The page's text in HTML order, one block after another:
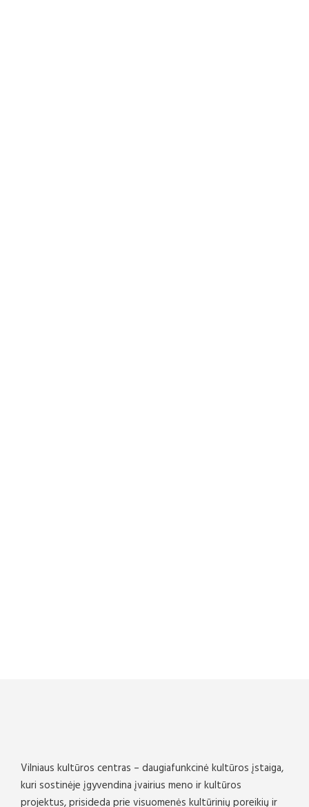
Vilniaus kultūros centras – daugiafunkcinė kultūros įstaiga,
kuri sostinėje įgyvendina įvairius meno ir kultūros
projektus, prisideda prie visuomenės kultūrinių poreikių ir